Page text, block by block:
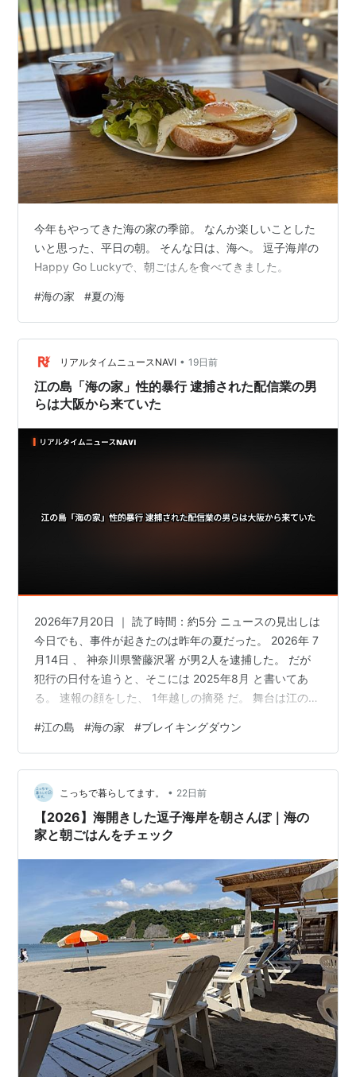
今年もやってきた海の家の季節。 なんか楽しいことした
いと思った、平日の朝。 そんな日は、海へ。 逗子海岸の
Happy Go Luckyで、朝ごはんを食べてきました。
#海の家 #夏の海
リアルタイムニュースNAVI • 19日前
江の島「海の家」性的暴行 逮捕された配信業の男
らは大阪から来ていた
2026年7月20日 ｜ 読了時間：約5分 ニュースの見出しは
今日でも、事件が起きたのは昨年の夏だった。 2026年 7
月14日 、 神奈川県警藤沢署 が男2人を逮捕した。 だが
犯行の日付を追うと、そこには 2025年8月 と書いてあ
る。 速報の顔をした、 1年越しの摘発 だ。 舞台は江の島
がなぜ今、あなたのタイムラインに流れているのか。 こ
の記事でわかること 江の島の海の家で何が起きたか 昨夏
の犯行がなぜ今の逮捕か 逮捕された2人はどんな人物か
海の家の「個室」というブラックボックス 不同意性交罪
は「未遂」でも重い 今夏、海に行くあなたが見…
#江の島 #海の家 #ブレイキングダウン
こっちで暮らしてます。 • 22日前
【2026】海開きした逗子海岸を朝さんぽ｜海の
家と朝ごはんをチェック